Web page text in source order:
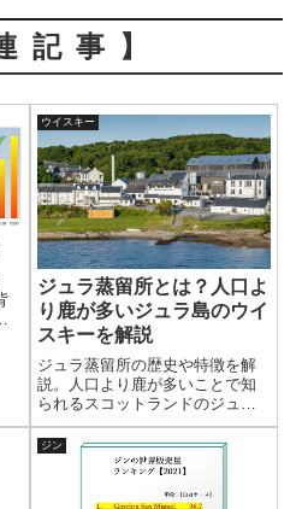
記事】
ウイスキー
ジュラ蒸留所とは？人口よ
り鹿が多いジュラ島のウイ
スキーを解説
ジュラ蒸留所の歴史や特徴を解
説。人口より鹿が多いことで知
られるスコットランドのジュラ
島にある蒸留所で、島唯一のウ
イスキー蒸留所として親しまれ
ている。蒸留所の歩みや代表的
なウイスキーの特徴をわかりや
すく紹介する。
ジン